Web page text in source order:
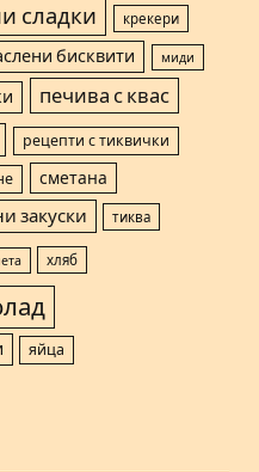
сладки крекери
бисквити миди
печива с квас
рецепти с тиквички
сметана
закуски тиква
хляб
яйца